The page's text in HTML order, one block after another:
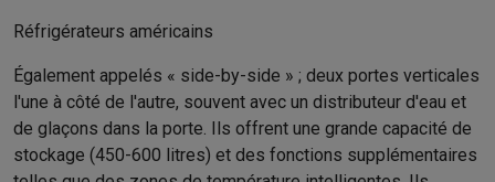
Réfrigérateurs américains
Également appelés « side-by-side » ; deux portes verticales
l'une à côté de l'autre, souvent avec un distributeur d'eau et
de glaçons dans la porte. Ils offrent une grande capacité de
stockage (450-600 litres) et des fonctions supplémentaires